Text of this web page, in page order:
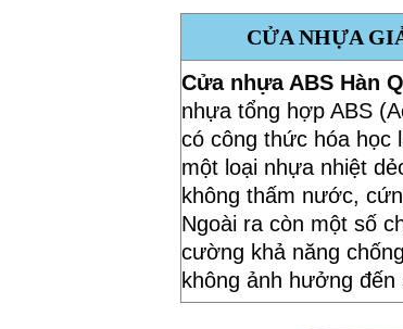
CỬA NHỰA
Cửa nhựa ABS Hàn
nhựa tổng hợp ABS
có công thức hóa học
một loại nhựa nhiệt
không thấm nước,
Ngoài ra còn một số
cường khả năng
không ảnh hưởng